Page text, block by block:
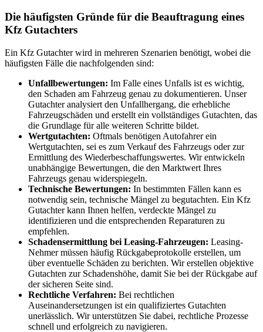
Die häufigsten Gründe für die Beauftragung eines
Kfz Gutachters
Ein Kfz Gutachter wird in mehreren Szenarien benötigt, wobei die
häufigsten Fälle die nachfolgenden sind:
Unfallbewertungen: Im Falle eines Unfalls ist es wichtig,
den Schaden am Fahrzeug genau zu dokumentieren. Unser
Gutachter analysiert den Unfallhergang, die erhebliche
Fahrzeugschäden und erstellt ein vollständiges Gutachten, das
die Grundlage für alle weiteren Schritte bildet.
Wertgutachten: Oftmals benötigen Autofahrer ein
Wertgutachten, sei es zum Verkauf des Fahrzeugs oder zur
Ermittlung des Wiederbeschaffungswertes. Wir entwickeln
unabhängige Bewertungen, die den Marktwert Ihres
Fahrzeugs genau widerspiegeln.
Technische Bewertungen: In bestimmten Fällen kann es
notwendig sein, technische Mängel zu begutachten. Ein Kfz
Gutachter kann Ihnen helfen, verdeckte Mängel zu
identifizieren und die entsprechenden Reparaturen zu
empfehlen.
Schadensermittlung bei Leasing-Fahrzeugen: Leasing-
Nehmer müssen häufig Rückgabeprotokolle erstellen, um
über eventuelle Schäden zu berichten. Wir erstellen objektive
Gutachten zur Schadenshöhe, damit Sie bei der Rückgabe auf
der sicheren Seite sind.
Rechtliche Verfahren: Bei rechtlichen
Auseinandersetzungen ist ein qualifiziertes Gutachten
unerlässlich. Wir unterstützen Sie dabei, rechtliche Prozesse
schnell und erfolgreich zu navigieren.